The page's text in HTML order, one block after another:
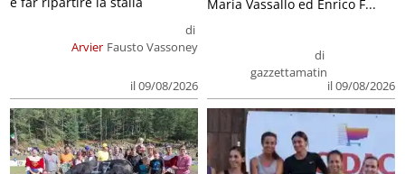
Arvier
di
Fausto Vassoney
il 09/08/2026
di
gazzettamatin
il 09/08/2026
Maria Vassallo ed Enrico F...